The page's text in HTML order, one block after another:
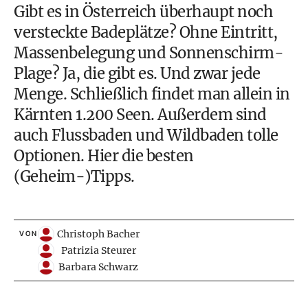
Gibt es in Österreich überhaupt noch
versteckte Badeplätze? Ohne Eintritt,
Massenbelegung und Sonnenschirm-
Plage? Ja, die gibt es. Und zwar jede
Menge. Schließlich findet man allein in
Kärnten 1.200 Seen. Außerdem sind
auch Flussbaden und Wildbaden tolle
Optionen. Hier die besten
(Geheim-)Tipps.
VON
Christoph Bacher
Patrizia Steurer
Barbara Schwarz